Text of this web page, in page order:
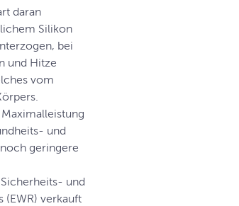
daran
Silikon
bei
und Hitze
vom
und
geringere
und
(EWR) verkauft